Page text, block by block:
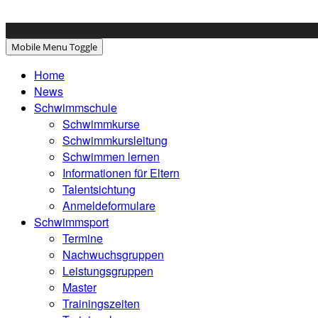
Mobile Menu Toggle
Home
News
Schwimmschule
Schwimmkurse
Schwimmkursleitung
Schwimmen lernen
Informationen für Eltern
Talentsichtung
Anmeldeformulare
Schwimmsport
Termine
Nachwuchsgruppen
Leistungsgruppen
Master
Trainingszeiten